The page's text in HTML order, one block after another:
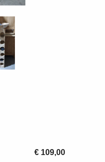
€ 109,00